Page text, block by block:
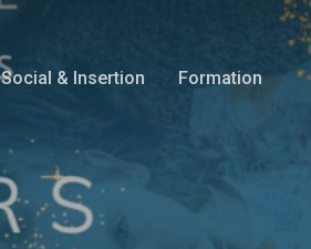
Social & Insertion Formation